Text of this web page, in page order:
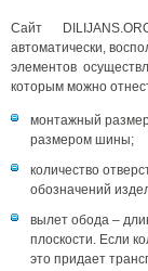
Сайт
автоматически,
элементов
которым можно
монтажный
размером шины;
количество
обозначений
вылет обода –
плоскости. Если
это придает